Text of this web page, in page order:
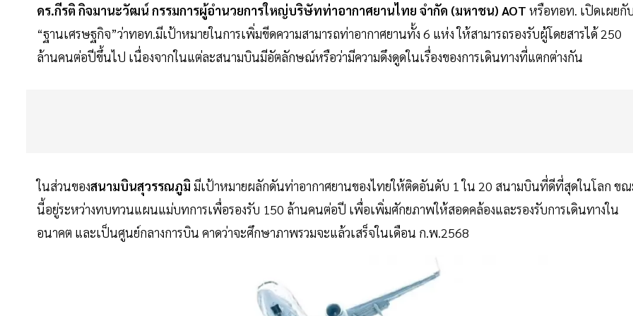
ดร.กีรติ กิจมานะวัฒน์ กรรมการผู้อำนวยการใหญ่บริษัทท่าอากาศยานไทย จำกัด (มหาชน) AOT หรือทอท. เปิดเผยกั
“ฐานเศรษฐกิจ”ว่าทอท.มีเป้าหมายในการเพิ่มขีดความสามารถท่าอากาศยานทั้ง 6 แห่ง ให้สามารถรองรับผู้โดยสารได้ 250
ล้านคนต่อปีขึ้นไป เนื่องจากในแต่ละสนามบินมีอัตลักษณ์หรือว่ามีความดึงดูดในเรื่องของการเดินทางที่แตกต่างกัน
ในส่วนของสนามบินสุวรรณภูมิ มีเป้าหมายผลักดันท่าอากาศยานของไทยให้ติดอันดับ 1 ใน 20 สนามบินที่ดีที่สุดในโลก ข
นี้อยู่ระหว่างทบทวนแผนแม่บทการเพื่อรองรับ 150 ล้านคนต่อปี เพื่อเพิ่มศักยภาพให้สอดคล้องและรองรับการเดินทางใน
อนาคต และเป็นศูนย์กลางการบิน คาดว่าจะศึกษาภาพรวมจะแล้วเสร็จในเดือน ก.พ.2568